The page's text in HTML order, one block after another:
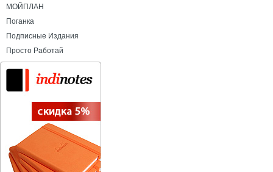
МОЙПЛАН
Поганка
Подписные Издания
Просто Работай